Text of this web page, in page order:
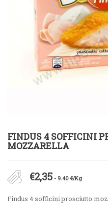
FINDUS 4 SOFFICINI
MOZZARELLA
€2,35 - 9.40 €/Kg
Findus 4 sofficini prosciutto